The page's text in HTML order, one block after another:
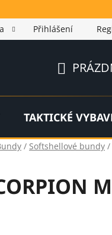
Přihlášení
KOŠÍK
TAKTICKÉ
/ Softshellové bundy /